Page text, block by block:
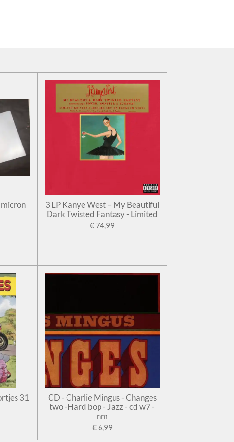
3 LP Kanye West – My Beautiful
Dark Twisted Fantasy - Limited
€ 74,99
31
CD - Charlie Mingus - Changes
two -Hard bop - Jazz - cd w7 -
nm
€ 6,99